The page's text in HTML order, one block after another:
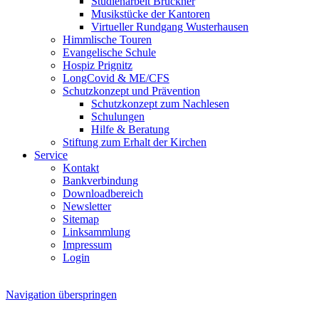
Musikstücke der Kantoren
Virtueller Rundgang Wusterhausen
Himmlische Touren
Evangelische Schule
Hospiz Prignitz
LongCovid & ME/CFS
Schutzkonzept und Prävention
Schutzkonzept zum Nachlesen
Schulungen
Hilfe & Beratung
Stiftung zum Erhalt der Kirchen
Service
Kontakt
Bankverbindung
Downloadbereich
Newsletter
Sitemap
Linksammlung
Impressum
Login
Navigation überspringen